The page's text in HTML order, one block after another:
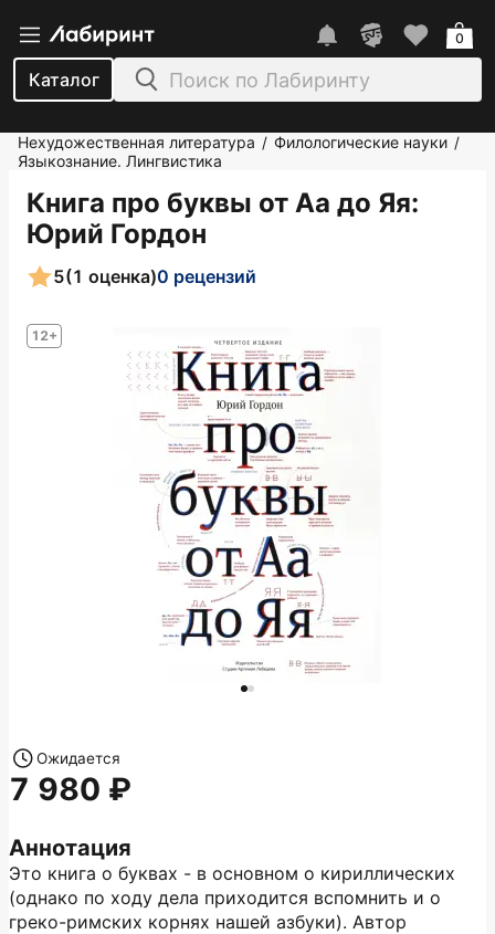
Каталог
0
Нехудожественная литература / Филологические науки /
Языкознание. Лингвистика
Книга про буквы от Аа до Яя:
Юрий Гордон
12+
5(1 оценка)0 рецензий
Аннотация
Это книга о буквах - в основном о кириллических
(однако по ходу дела приходится вспомнить и о
греко-римских корнях нашей азбуки). Автор
Ожидается
7 980